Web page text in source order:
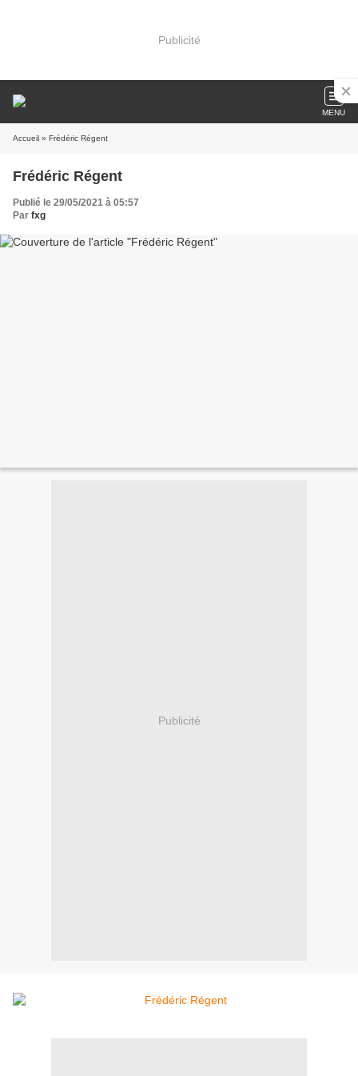
Publicité
MENU
Accueil » Frédéric Régent
Frédéric Régent
Publié le 29/05/2021 à 05:57
Par fxg
Publicité